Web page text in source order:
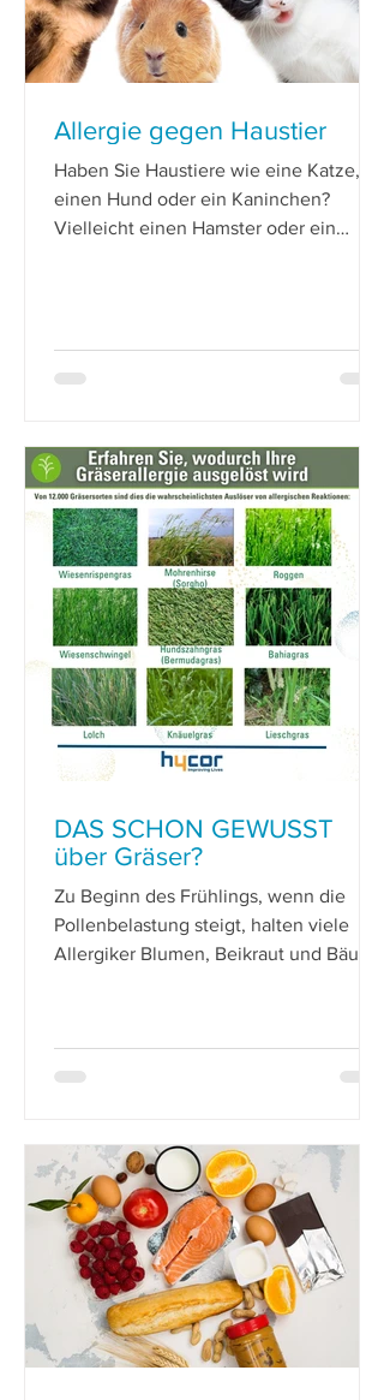
Allergie gegen Haustier
Haben Sie Haustiere wie eine Katze,
einen Hund oder ein Kaninchen?
Vielleicht einen Hamster oder ein
DAS SCHON GEWUSST
über Gräser?
Zu Beginn des Frühlings, wenn die
Pollenbelastung steigt, halten viele
Allergiker Blumen, Beikraut und Bäume